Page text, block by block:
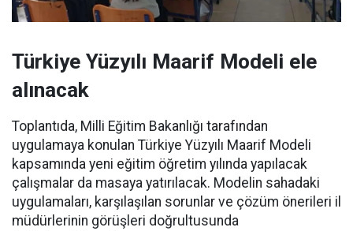
Türkiye Yüzyılı Maarif Modeli ele
alınacak
Toplantıda, Milli Eğitim Bakanlığı tarafından
uygulamaya konulan Türkiye Yüzyılı Maarif Modeli
kapsamında yeni eğitim öğretim yılında yapılacak
çalışmalar da masaya yatırılacak. Modelin sahadaki
uygulamaları, karşılaşılan sorunlar ve çözüm önerileri il
müdürlerinin görüşleri doğrultusunda